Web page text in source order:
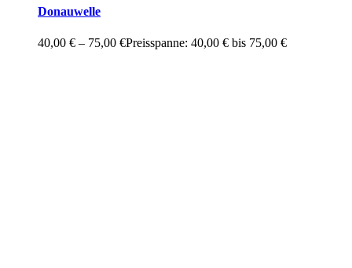
Donauwelle
40,00 € – 75,00 €Preisspanne: 40,00 € bis 75,00 €